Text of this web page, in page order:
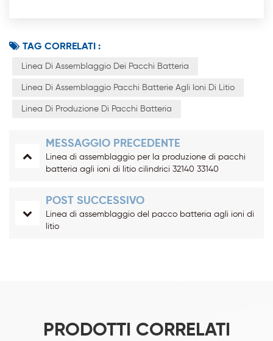
TAG CORRELATI :
Linea Di Assemblaggio Dei Pacchi Batteria
Linea Di Assemblaggio Pacchi Batterie Agli Ioni Di Litio
Linea Di Produzione Di Pacchi Batteria
MESSAGGIO PRECEDENTE
Linea di assemblaggio per la produzione di pacchi
batteria agli ioni di litio cilindrici 32140 33140
POST SUCCESSIVO
Linea di assemblaggio del pacco batteria agli ioni di
litio
PRODOTTI CORRELATI